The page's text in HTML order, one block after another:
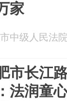
家
中级人民法
市长江
法润童